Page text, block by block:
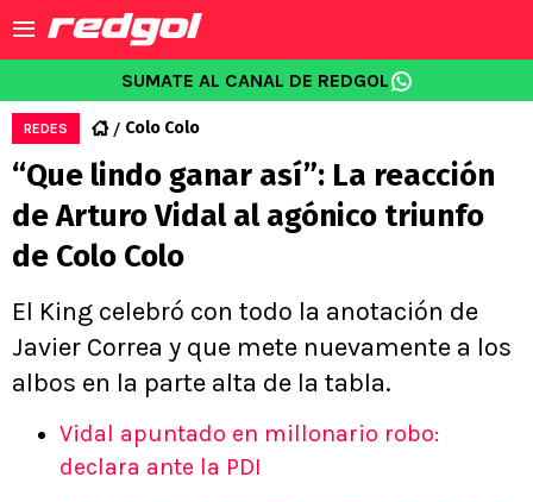
SUMATE AL CANAL DE REDGOL
REDES Colo Colo
“Que lindo ganar así”: La reacción
de Arturo Vidal al agónico triunfo
de Colo Colo
El King celebró con todo la anotación de
Javier Correa y que mete nuevamente a los
albos en la parte alta de la tabla.
Vidal apuntado en millonario robo:
declara ante la PDI